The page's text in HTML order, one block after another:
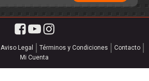
Aviso Legal Términos y Condiciones
Contacto
Mi Cuenta